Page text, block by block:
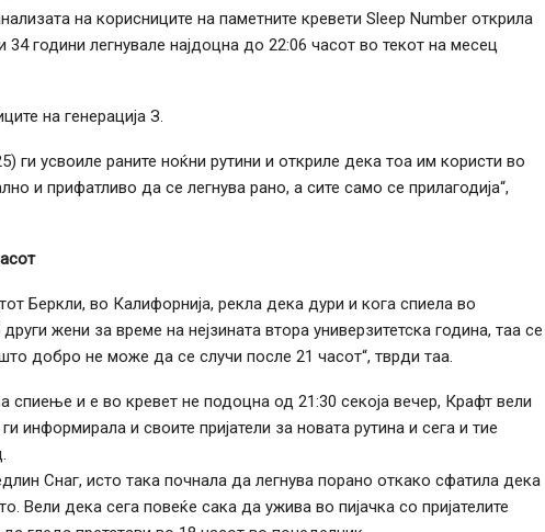
на корисниците на паметните кревети Sleep Number открила
34 години легнувале најдоцна до 22:06 часот во текот на месец
на генерација З.
ги усвоиле раните ноќни рутини и откриле дека тоа им користи во
и прифатливо да се легнува рано, а сите само се прилагодија“,
Беркли, во Калифорнија, рекла дека дури и кога спиела во
жени за време на нејзината втора универзитетска година, таа се
добро не може да се случи после 21 часот“, тврди таа.
спиење и е во кревет не подоцна од 21:30 секоја вечер, Крафт вели
информирала и своите пријатели за новата рутина и сега и тие
Снаг, исто така почнала да легнува порано откако сфатила дека
Вели дека сега повеќе сака да ужива во пијачка со пријателите